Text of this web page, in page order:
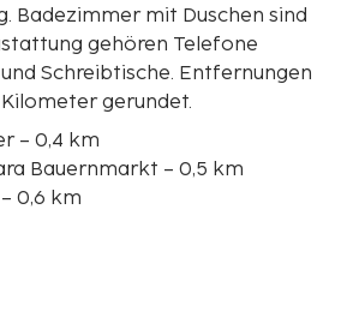
Badezimmer mit Duschen sind
gehören Telefone
Schreibtische. Entfernungen
gerundet.
– 0,4 km
Bauernmarkt – 0,5 km
0,6 km